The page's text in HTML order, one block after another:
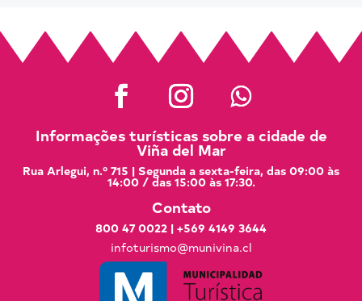
Informações turísticas sobre a cidade de
Viña del Mar
Rua Arlegui, n.º 715 | Segunda a sexta-feira, das 09:00 às
14:00 / das 15:00 às 17:30.
Contato
800 47 0022 | +569 4149 3644
infoturismo@munivina.cl